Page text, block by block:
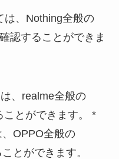
は、Nothing全般の
認することができま
、realme全般の
ことができます。 *
OPPO全般の
ことができます。